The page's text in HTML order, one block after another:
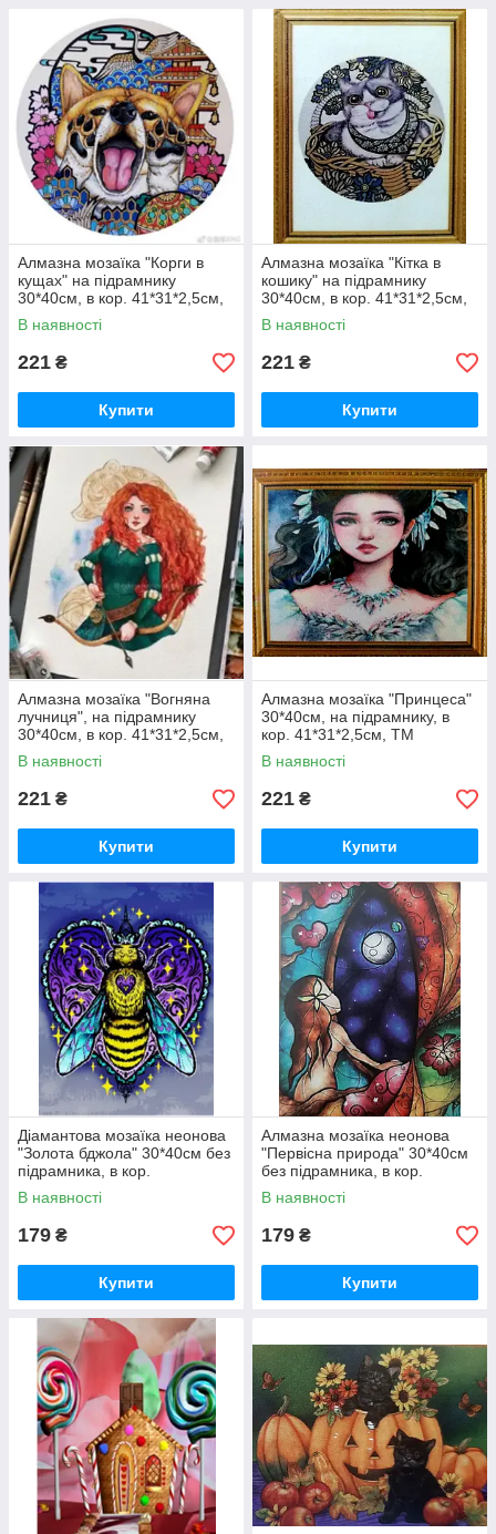
Алмазна мозаїка "Корги в
кущах" на підрамнику
30*40см, в кор. 41*31*2,5см,
ТМ Dreamtoys
В наявності
221 ₴
Купити
Алмазна мозаїка "Кітка в
кошику" на підрамнику
30*40см, в кор. 41*31*2,5см,
ТМ Dreamtoys
В наявності
221 ₴
Купити
Алмазна мозаїка "Вогняна
лучниця", на підрамнику
30*40см, в кор. 41*31*2,5см,
ТМ Dreamtoys
В наявності
221 ₴
Купити
Алмазна мозаїка "Принцеса"
30*40см, на підрамнику, в
кор. 41*31*2,5см, ТМ
Dreamtoys
В наявності
221 ₴
Купити
Діамантова мозаїка неонова
"Золота бджола" 30*40см без
підрамника, в кор.
42*6,5*4см, ТМ Dreamtoys
В наявності
179 ₴
Купити
Алмазна мозаїка неонова
"Первісна природа" 30*40см
без підрамника, в кор.
42*6,5*4см, ТМ Dreamtoys
В наявності
179 ₴
Купити